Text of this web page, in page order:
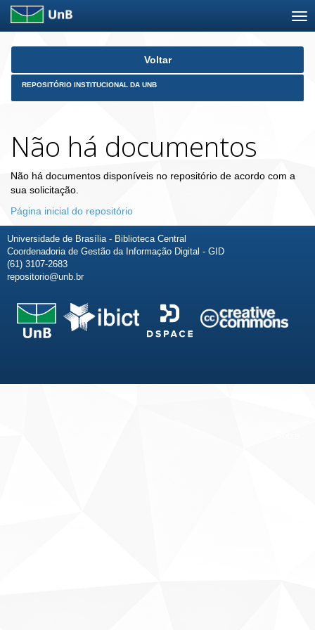
Skip
Voltar
REPOSITÓRIO INSTITUCIONAL DA UNB
Não há documentos
Não há documentos disponíveis no repositório de acordo com a
sua solicitação.
Página inicial do repositório
Universidade de Brasília - Biblioteca Central
Coordenadoria de Gestão da Informação Digital - GID
(61) 3107-2683
repositorio@unb.br